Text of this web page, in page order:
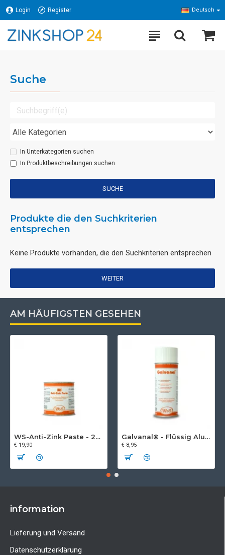
Login Register Deutsch
Suche
In Unterkategorien suchen
In Produktbeschreibungen suchen
SUCHE
Produkte die den Suchkriterien
entsprechen
Keine Produkte vorhanden, die den Suchkriterien entsprechen
WEITER
AM HÄUFIGSTEN GESEHEN
WS-Anti-Zink Paste - 250 ml
€ 19,90
Galvanal® - Flüssig Aluminium Spray
€ 8,95
information
Lieferung und Versand
Datenschutzerklärung